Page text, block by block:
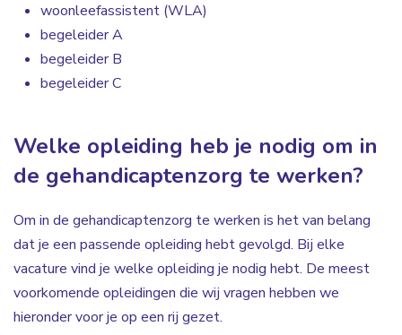
woonleefassistent (WLA)
begeleider A
begeleider B
begeleider C
Welke opleiding heb je nodig om in
de gehandicaptenzorg te werken?
Om in de gehandicaptenzorg te werken is het van belang
dat je een passende opleiding hebt gevolgd. Bij elke
vacature vind je welke opleiding je nodig hebt. De meest
voorkomende opleidingen die wij vragen hebben we
hieronder voor je op een rij gezet.